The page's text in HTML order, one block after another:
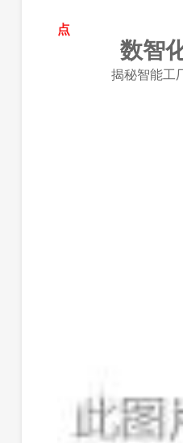
四大
点
数智
揭秘智能工